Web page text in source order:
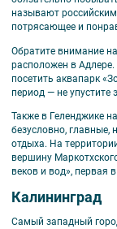
называют
потрясающее и
Обратите внимание
расположен в Адлере.
посетить аквапарк
период — не упустите
Также в Геленджике
безусловно, главные,
отдыха. На
вершину
веков и вод», первая
Калининград
Самый западный